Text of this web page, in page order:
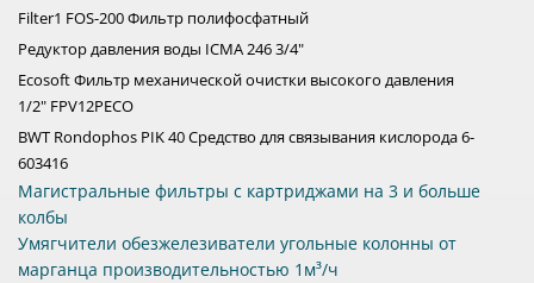
Filter1 FOS-200 Фильтр полифосфатный
Редуктор давления воды ICMA 246 3/4"
Ecosoft Фильтр механической очистки высокого давления
1/2" FPV12PECO
BWT Rondophos PIK 40 Средство для связывания кислорода 6-
603416
Магистральные фильтры с картриджами на 3 и больше
колбы
Умягчители обезжелезиватели угольные колонны от
марганца производительностью 1м³/ч